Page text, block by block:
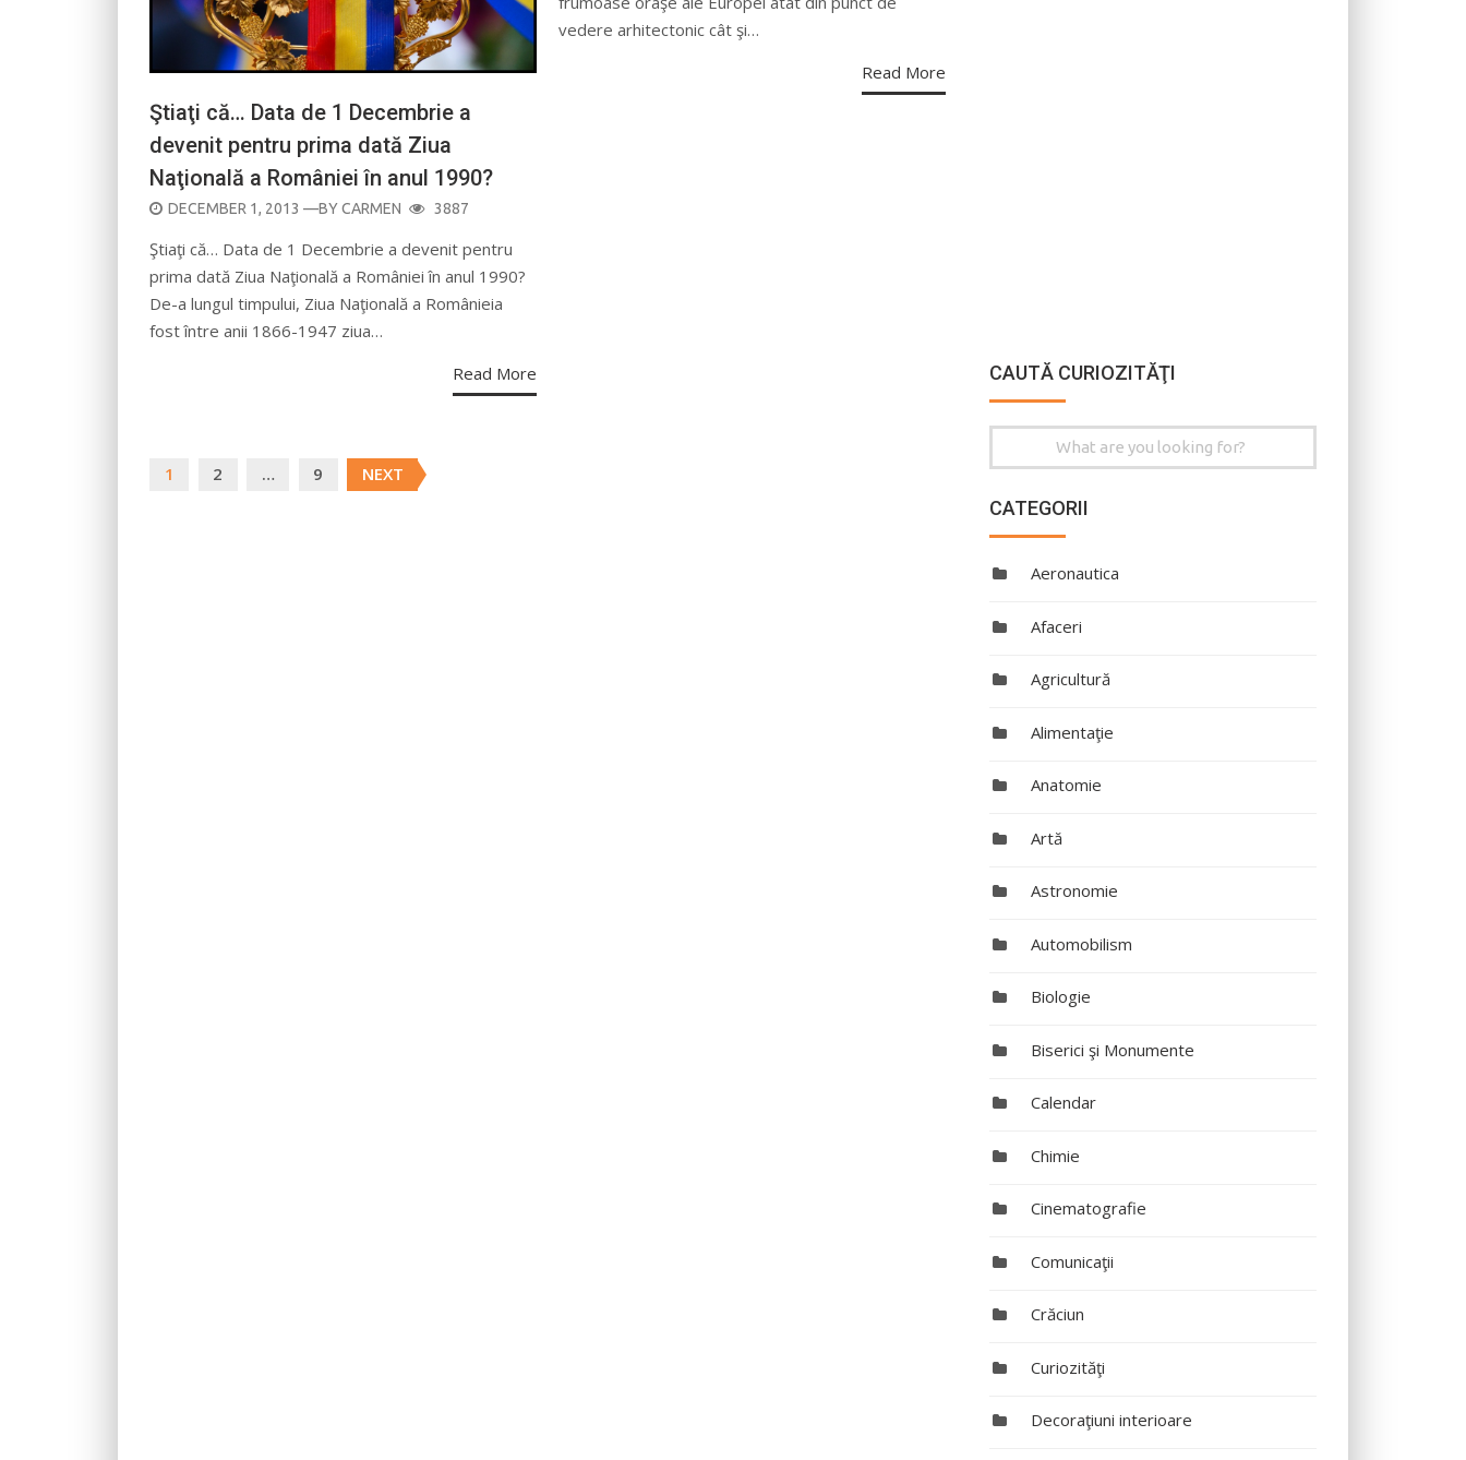
Ştiaţi că… Data de 1 Decembrie a
devenit pentru prima dată Ziua
Naţională a României în anul 1990?
POSTED
DECEMBER 1, 2013 —BYCARMEN 3887
Ştiaţi că… Data de 1 Decembrie a devenit pentru
prima dată Ziua Naţională a României în anul 1990?
De-a lungul timpului, Ziua Naţională a Românieia
fost între anii 1866-1947 ziua…
Read More
vedere arhitectonic cât şi…
Read More
navigation
1 2 … 9 NEXT
CAUTĂ CURIOZITĂŢI
Search
CATEGORII
Aeronautica
Afaceri
Agricultură
Alimentaţie
Anatomie
Artă
Astronomie
Automobilism
Biologie
Biserici şi Monumente
Calendar
Chimie
Cinematografie
Comunicaţii
Crăciun
Curiozităţi
Decoraţiuni interioare